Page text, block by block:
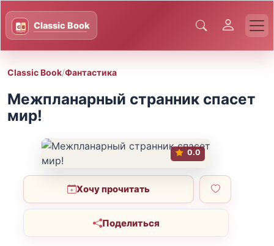
Classic Book/Фантастика
Межпланарный странник спасет
мир!
0.0
Хочу прочитать
Поделиться